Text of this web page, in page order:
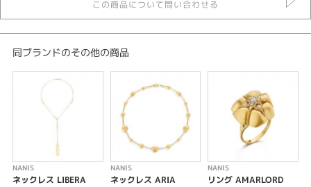
金種
K18YG
0.08ct/55cm
18Kゴールドのブールが追いかけっこ。Nanisジュエリーの特徴である万能
性を備えた、新鮮でコンテンポラリーなネックレスです。 洗練されたダイヤ
この商品について問い合わせる
同ブランドのその他の商品
NANIS
ネックレス LIBERA
NANIS
ネックレス ARIA
NANIS
リング AMARLORD